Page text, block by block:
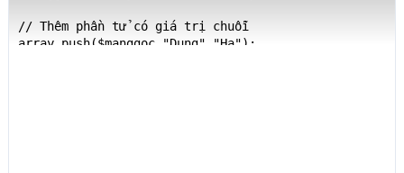
// Thêm phần tử có giá trị chuỗi
array_push($manggoc,"Dung","Hạ");